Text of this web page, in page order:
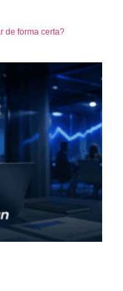
de forma certa?